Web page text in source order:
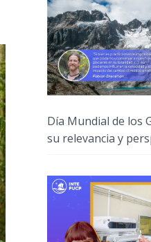
Día Mundial de los
su relevancia y